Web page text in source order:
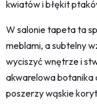
kwiatów i błękit
W salonie tapeta ta
meblami, a subtelny
wyciszyć wnętrze i
akwarelowa botanika
poszerzy wąskie